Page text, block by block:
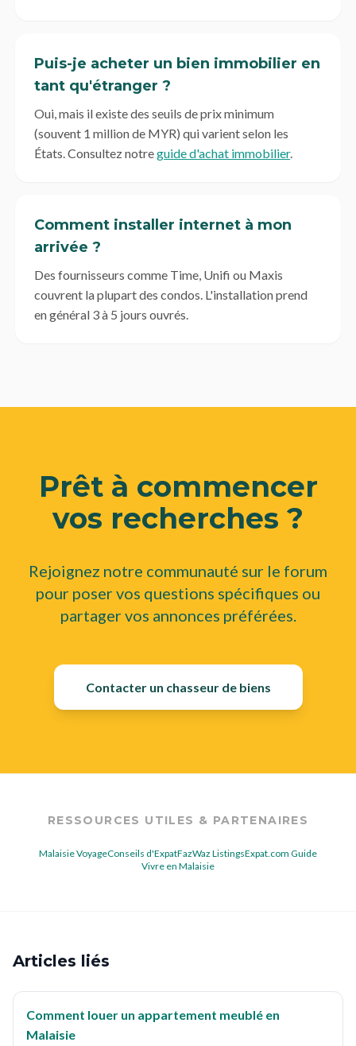
Puis-je acheter un bien immobilier en
tant qu'étranger ?
Oui, mais il existe des seuils de prix minimum
(souvent 1 million de MYR) qui varient selon les
États. Consultez notreguide d'achat immobilier.
Comment installer internet à mon
arrivée ?
Des fournisseurs comme Time, Unifi ou Maxis
couvrent la plupart des condos. L'installation prend
en général 3 à 5 jours ouvrés.
Prêt à commencer
vos recherches ?
Rejoignez notre communauté sur le forum
pour poser vos questions spécifiques ou
partager vos annonces préférées.
Contacter un chasseur de biens
RESSOURCES UTILES & PARTENAIRES
Malaisie VoyageConseils d'ExpatFazWaz ListingsExpat.com Guide
Vivre en Malaisie
Articles liés
Comment louer un appartement meublé en
Malaisie